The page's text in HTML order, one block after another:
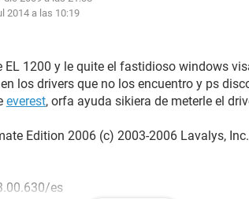
2014 a las 10:19
EL 1200 y le quite el fastidioso windows
los drivers que no los encuentro y ps
everest, orfa ayuda sikiera de meterle el
Edition 2006 (c) 2003-2006 Lavalys, Inc.
es